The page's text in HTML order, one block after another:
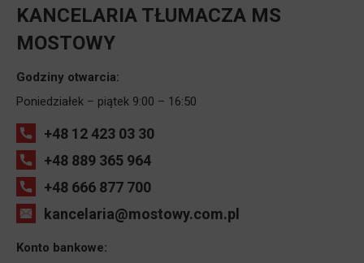
KANCELARIA TŁUMACZA MS
MOSTOWY
Godziny otwarcia:
Poniedziałek – piątek 9:00 – 16:50
+48 12 423 03 30
+48 889 365 964
+48 666 877 700
kancelaria@mostowy.com.pl
Konto bankowe: